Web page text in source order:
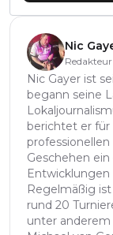
Nic
Redakteur
Nic Gayer ist
begann seine
berichtet er für
Geschehen
Entwicklungen
Regelmäßig
rund 20
unter